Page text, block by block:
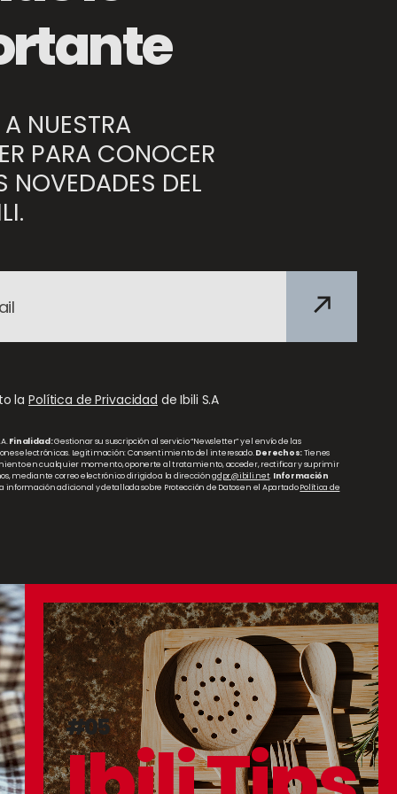
NUESTRA
PARA CONOCER
NOVEDADES DEL
laPolítica de Privacidad de Ibili S.A
Finalidad:Gestionar su suscripción al servicio “Newsletter” y el envío de las
electrónicas. Legitimación: Consentimiento del interesado.Derechos:Tienes
en cualquier momento, oponerte al tratamiento, acceder, rectificar y suprimir
mediante correo electrónico dirigido a la direccióngdpr@ibili.net. Información
información adicional y detallada sobre Protección de Datos en el ApartadoPolítica de
#05